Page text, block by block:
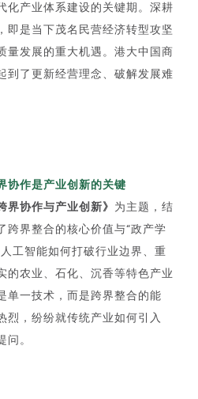
化产业体系建设的关键期。深耕
即是当下茂名民营经济转型攻坚
量发展的重大机遇。港大中国商
到了更新经营理念、破解发展难
协作是产业创新的关键
界协作与产业创新》 为主题，结
跨界整合的核心价值与“政产学
工智能如何打破行业边界、重
的农业、石化、沉香等特色产业
单一技术，而是跨界整合的能
烈，纷纷就传统产业如何引入
问。